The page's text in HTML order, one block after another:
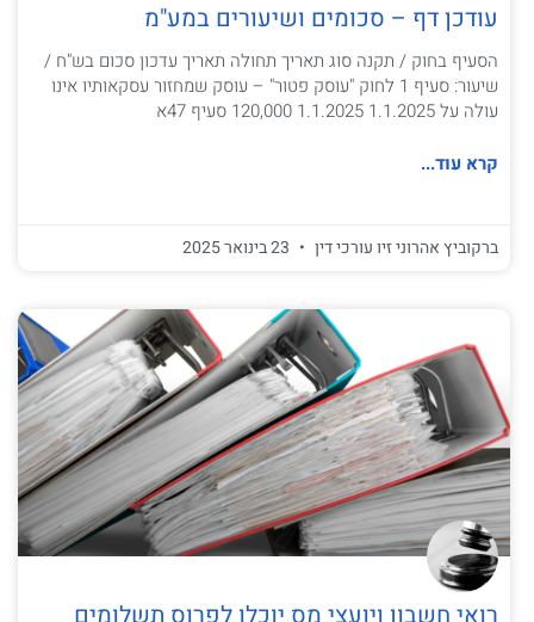
עודכן דף – סכומים ושיעורים במע"מ
הסעיף בחוק / תקנה סוג תאריך תחולה תאריך עדכון סכום בש"ח /
שיעור: סעיף 1 לחוק "עוסק פטור" – עוסק שמחזור עסקאותיו אינו
עולה על 1.1.2025 1.1.2025 120,000 סעיף 47א
קרא עוד...
ברקוביץ אהרוני זיו עורכי דין
רואי חשבון ויועצי מס יוכלו לפרוס תשלומים